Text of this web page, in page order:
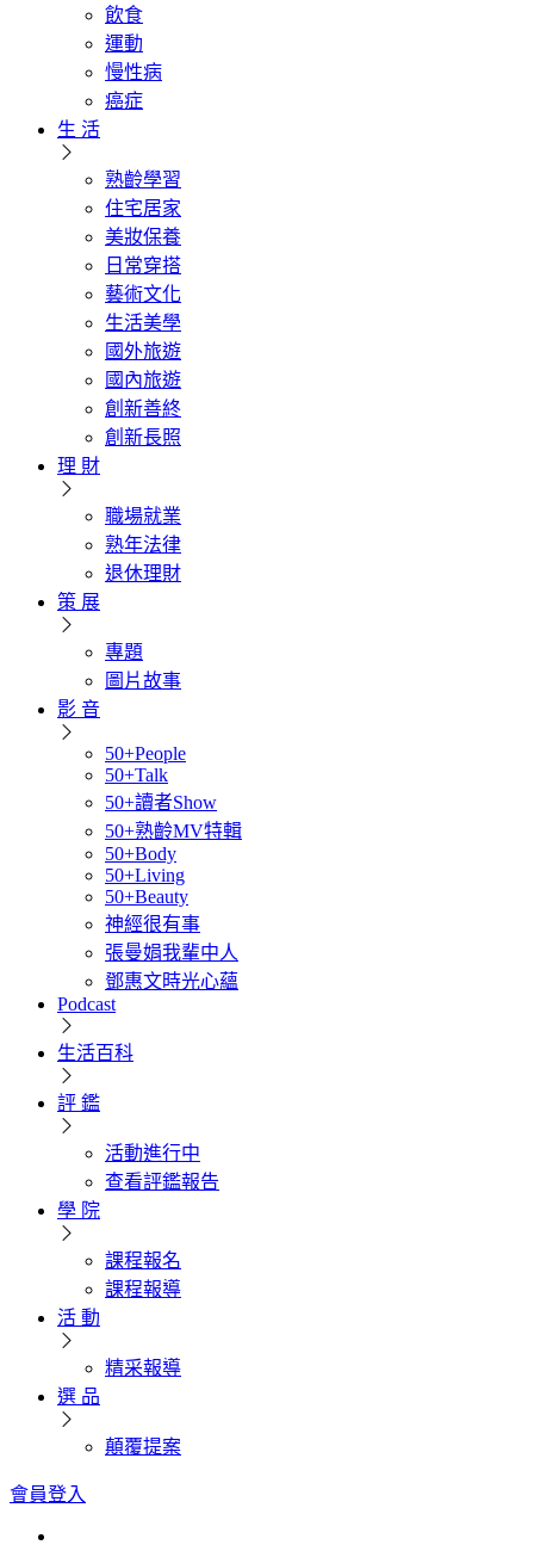
飲食
運動
慢性病
癌症
生 活
熟齡學習
住宅居家
美妝保養
日常穿搭
藝術文化
生活美學
國外旅遊
國內旅遊
創新善終
創新長照
理 財
職場就業
熟年法律
退休理財
策 展
專題
圖片故事
影 音
50+People
50+Talk
50+讀者Show
50+熟齡MV特輯
50+Body
50+Living
50+Beauty
神經很有事
張曼娟我輩中人
鄧惠文時光心蘊
Podcast
生活百科
評 鑑
活動進行中
查看評鑑報告
學 院
課程報名
課程報導
活 動
精采報導
選 品
顛覆提案
會員登入